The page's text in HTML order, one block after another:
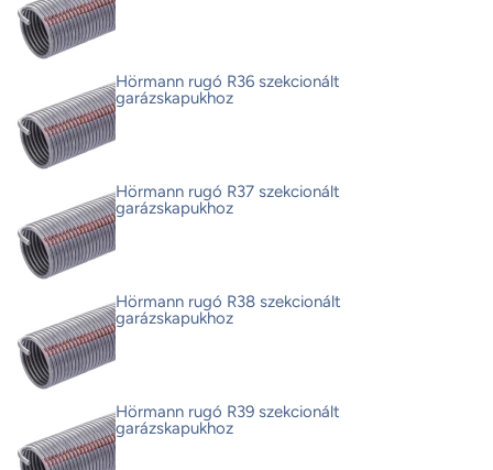
Hörmann rugó R36 szekcionált
garázskapukhoz
Hörmann rugó R37 szekcionált
garázskapukhoz
Hörmann rugó R38 szekcionált
garázskapukhoz
Hörmann rugó R39 szekcionált
garázskapukhoz